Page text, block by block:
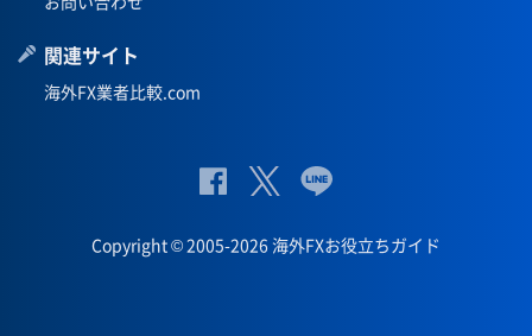
関連サイト
海外FX業者比較.com
式
Twit
ter
式
Copyright © 2005-2026 海外FXお役立ちガイド